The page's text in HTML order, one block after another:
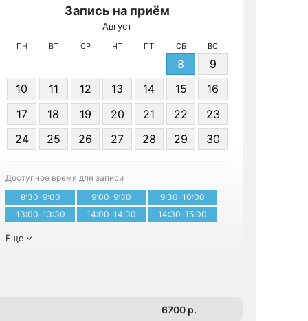
Запись на приём
Август
ПН ВТ СР ЧТ ПТ СБ ВС
8
9
10
11 12 13 14 15
16
17
18 19 20 21 22
23
24
25 26 27 28 29 30
Доступное время для записи
8:30-9:00
9:00-9:30
9:30-10:00
13:00-13:30
14:00-14:30 14:30-15:00
Еще
6700 p.